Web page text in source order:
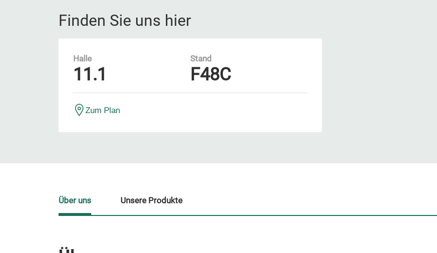
Finden Sie uns hier
Halle
11.1
Stand
F48C
Zum Plan
Über uns Unsere Produkte